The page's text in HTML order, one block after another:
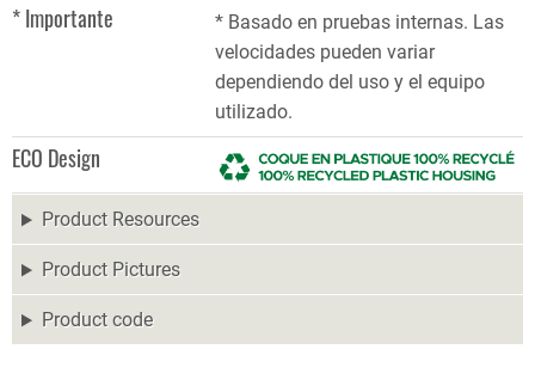
* Importante
* Basado en pruebas internas. Las
velocidades pueden variar
dependiendo del uso y el equipo
utilizado.
ECO Design
Product Resources
Product Pictures
Product code